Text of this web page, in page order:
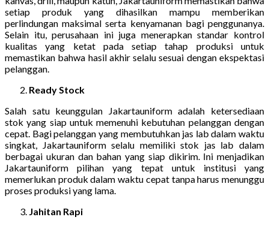
setiap produk yang dihasilkan mampu memberikan
perlindungan maksimal serta kenyamanan bagi penggunanya.
Selain itu, perusahaan ini juga menerapkan standar kontrol
kualitas yang ketat pada setiap tahap produksi untuk
memastikan bahwa hasil akhir selalu sesuai dengan ekspektasi
pelanggan.
Ready Stock
Salah satu keunggulan Jakartauniform adalah ketersediaan
stok yang siap untuk memenuhi kebutuhan pelanggan dengan
cepat. Bagi pelanggan yang membutuhkan jas lab dalam waktu
singkat, Jakartauniform selalu memiliki stok jas lab dalam
berbagai ukuran dan bahan yang siap dikirim. Ini menjadikan
Jakartauniform pilihan yang tepat untuk institusi yang
memerlukan produk dalam waktu cepat tanpa harus menunggu
proses produksi yang lama.
Jahitan Rapi